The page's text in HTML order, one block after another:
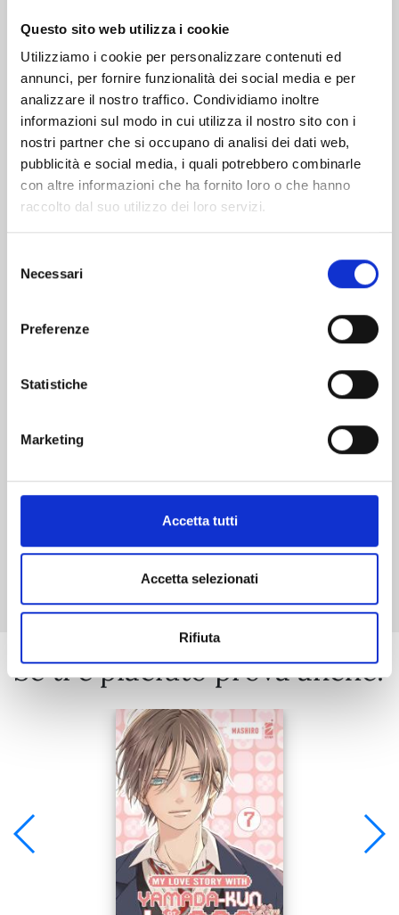
Questo sito web utilizza i cookie
Utilizziamo i cookie per personalizzare contenuti ed
annunci, per fornire funzionalità dei social media e per
analizzare il nostro traffico. Condividiamo inoltre
informazioni sul modo in cui utilizza il nostro sito con i
nostri partner che si occupano di analisi dei dati web,
pubblicità e social media, i quali potrebbero combinarle
con altre informazioni che ha fornito loro o che hanno
raccolto dal suo utilizzo dei loro servizi.
delNecessari
Preferenze
Statistiche
Marketing
Accetta tutti
Accetta selezionati
Rifiuta
Altri volumi della serie
Mostra tutto
Se ti è piaciuto prova anche: